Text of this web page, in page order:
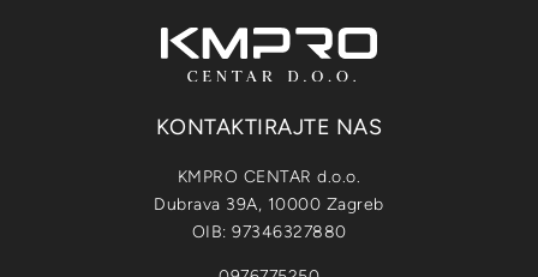
KONTAKTIRAJTE NAS
KMPRO CENTAR d.o.o.
Dubrava 39A, 10000 Zagreb
OIB: 97346327880